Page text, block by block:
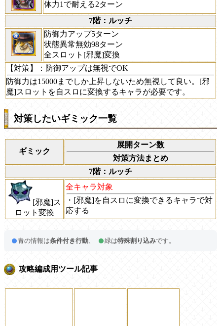
体力1で耐える2ターン
7階：ルッチ
防御力アップ5ターン
状態異常無効98ターン
全スロット[邪魔]変換
【対策】
：防御アップは無視でOK
防御力は15000までしか上昇しないため無視して良い。[邪
魔]スロットを自スロに変換するキャラが必要です。
対策したいギミック一覧
ギミック
展開ターン数
対策方法まとめ
7階：ルッチ
[邪魔]ス
ロット変換
全キャラ対象
・[邪魔]を自スロに変換できるキャラで対
応する
青の情報は条件付き行動 緑は特殊割り込みです。
攻略編成用ツール記事